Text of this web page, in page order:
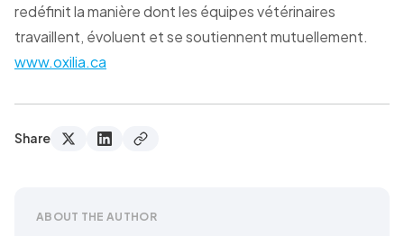
redéfinit la manière dont les équipes vétérinaires
travaillent, évoluent et se soutiennent mutuellement.
www.oxilia.ca
Share
ABOUT THE AUTHOR